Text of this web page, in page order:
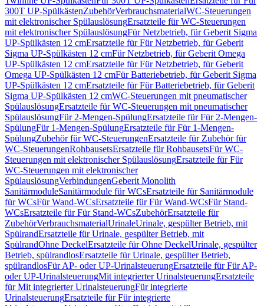
300T UP-SpülkästenZubehörVerbrauchsmaterialWC-Steuerungen
mit elektronischer SpülauslösungErsatzteile für WC-Steuerungen
mit elektronischer SpülauslösungFür Netzbetrieb, für Geberit Sigma
UP-Spülkästen 12 cmErsatzteile für Für Netzbetrieb, für Geberit
Sigma UP-Spülkästen 12 cmFür Netzbetrieb, für Geberit Omega
UP-Spülkästen 12 cmErsatzteile für Für Netzbetrieb, für Geberit
Omega UP-Spülkästen 12 cmFür Batteriebetrieb, für Geberit Sigma
UP-Spülkästen 12 cmErsatzteile für Für Batteriebetrieb, für Geberit
Sigma UP-Spülkästen 12 cmWC-Steuerungen mit pneumatischer
SpülauslösungErsatzteile für WC-Steuerungen mit pneumatischer
SpülauslösungFür 2-Mengen-SpülungErsatzteile für Für 2-Mengen-
SpülungFür 1-Mengen-SpülungErsatzteile für Für 1-Mengen-
SpülungZubehör für WC-SteuerungenErsatzteile für Zubehör für
WC-SteuerungenRohbausetsErsatzteile für RohbausetsFür WC-
Steuerungen mit elektronischer SpülauslösungErsatzteile für Für
WC-Steuerungen mit elektronischer
SpülauslösungVerbindungenGeberit Monolith
SanitärmoduleSanitärmodule für WCsErsatzteile für Sanitärmodule
für WCsFür Wand-WCsErsatzteile für Für Wand-WCsFür Stand-
WCsErsatzteile für Für Stand-WCsZubehörErsatzteile für
ZubehörVerbrauchsmaterialUrinaleUrinale, gespülter Betrieb, mit
SpülrandErsatzteile für Urinale, gespülter Betrieb, mit
SpülrandOhne DeckelErsatzteile für Ohne DeckelUrinale, gespülter
Betrieb, spülrandlosErsatzteile für Urinale, gespülter Betrieb,
spülrandlosFür AP- oder UP-UrinalsteuerungErsatzteile für Für AP-
oder UP-UrinalsteuerungMit integrierter UrinalsteuerungErsatzteile
für Mit integrierter UrinalsteuerungFür integrierte
UrinalsteuerungErsatzteile für Für integrierte